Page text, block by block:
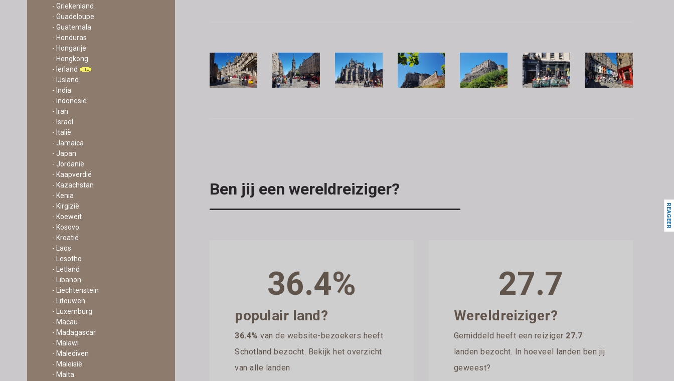
- Griekenland
- Guadeloupe
- Guatemala
- Honduras
- Hongarije
- Hongkong
- Ierland
- IJsland
- India
- Indonesië
- Iran
- Israël
- Italië
- Jamaica
- Japan
- Jordanië
- Kaapverdië
- Kazachstan
- Kenia
- Kirgizië
- Koeweit
- Kosovo
- Kroatië
- Laos
- Lesotho
- Letland
- Libanon
- Liechtenstein
- Litouwen
- Luxemburg
- Macau
- Madagascar
- Malawi
- Malediven
- Maleisië
- Malta
Ben jij een wereldreiziger?
36.4%
populair land?
36.4% van de website-bezoekers heeft
Schotland bezocht. Bekijk het overzicht
van alle landen
27.7
Wereldreiziger?
Gemiddeld heeft een reiziger 27.7
landen bezocht. In hoeveel landen ben jij
geweest?
REAGEER